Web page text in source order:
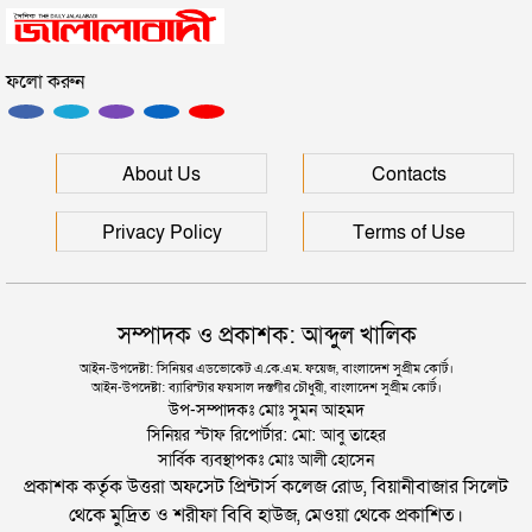
প্রধানমন্ত্রী
সিলেটে আরও দুইজনের মৃত্যু, হাসপাতালে ৩ শতাধিক
ফলো করুন
About Us Contacts
Privacy Policy Terms of Use
সম্পাদক ও প্রকাশক: আব্দুল খালিক
আইন-উপদেষ্টা: সিনিয়র এডভোকেট এ.কে.এম. ফয়েজ, বাংলাদেশ সুপ্রীম কোর্ট।
আইন-উপদেষ্টা: ব্যারিস্টার ফয়সাল দস্তগীর চৌধুরী, বাংলাদেশ সুপ্রীম কোর্ট।
উপ-সম্পাদকঃ মোঃ সুমন আহমদ
সিনিয়র স্টাফ রিপোর্টার: মো: আবু তাহের
সার্বিক ব্যবস্থাপকঃ মোঃ আলী হোসেন
প্রকাশক কর্তৃক উত্তরা অফসেট প্রিন্টার্স কলেজ রোড, বিয়ানীবাজার সিলেট
থেকে মুদ্রিত ও শরীফা বিবি হাউজ, মেওয়া থেকে প্রকাশিত।